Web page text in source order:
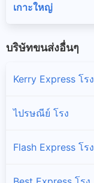
เกาะใหญ่
บริษัทขนส่งอื่นๆ
Kerry Express โรง
ไปรษณีย์ โรง
Flash Express โรง